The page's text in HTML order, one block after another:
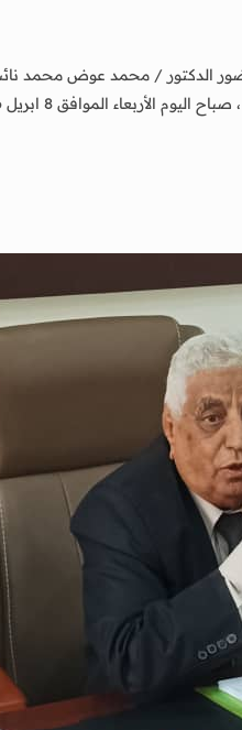
/ محمد عوض محمد نائب